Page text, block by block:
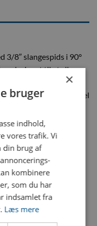
3/8″ slangespids i 90°
designet til at sikre
systemer, der
Denne kobling er ideel
og pålidelighed er
der kræver
ekstra fleksibilitet i
at tilslutte
områder.
stress på slangerne,
for
drift.
×
bruger
indhold,
vores trafik. Vi
din brug af
kombinere
som du har
indsamlet fra
Læs mere